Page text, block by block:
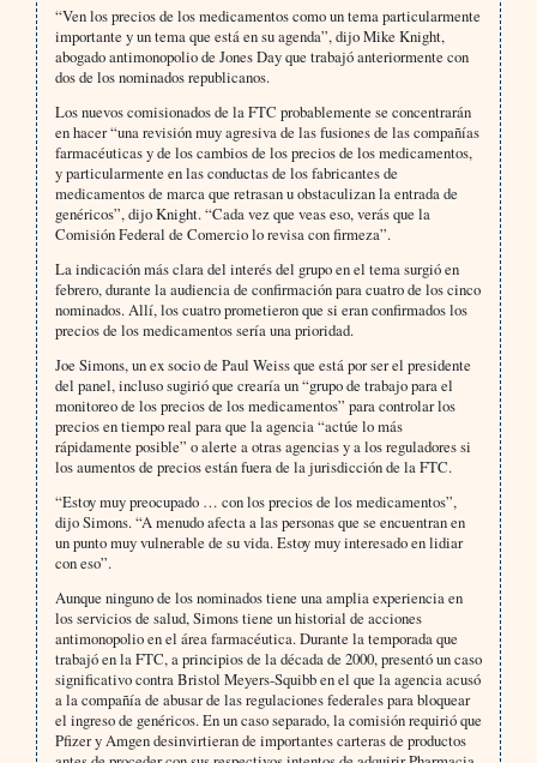
“Ven los precios de los medicamentos como un tema particularmente
importante y un tema que está en su agenda”, dijo Mike Knight,
abogado antimonopolio de Jones Day que trabajó anteriormente con
dos de los nominados republicanos.
Los nuevos comisionados de la FTC probablemente se concentrarán
en hacer “una revisión muy agresiva de las fusiones de las compañías
farmacéuticas y de los cambios de los precios de los medicamentos,
y particularmente en las conductas de los fabricantes de
medicamentos de marca que retrasan u obstaculizan la entrada de
genéricos”, dijo Knight. “Cada vez que veas eso, verás que la
Comisión Federal de Comercio lo revisa con firmeza”.
La indicación más clara del interés del grupo en el tema surgió en
febrero, durante la audiencia de confirmación para cuatro de los cinco
nominados. Allí, los cuatro prometieron que si eran confirmados los
precios de los medicamentos sería una prioridad.
Joe Simons, un ex socio de Paul Weiss que está por ser el presidente
del panel, incluso sugirió que crearía un “grupo de trabajo para el
monitoreo de los precios de los medicamentos” para controlar los
precios en tiempo real para que la agencia “actúe lo más
rápidamente posible” o alerte a otras agencias y a los reguladores si
los aumentos de precios están fuera de la jurisdicción de la FTC.
“Estoy muy preocupado … con los precios de los medicamentos”,
dijo Simons. “A menudo afecta a las personas que se encuentran en
un punto muy vulnerable de su vida. Estoy muy interesado en lidiar
con eso”.
Aunque ninguno de los nominados tiene una amplia experiencia en
los servicios de salud, Simons tiene un historial de acciones
antimonopolio en el área farmacéutica. Durante la temporada que
trabajó en la FTC, a principios de la década de 2000, presentó un caso
significativo contra Bristol Meyers-Squibb en el que la agencia acusó
a la compañía de abusar de las regulaciones federales para bloquear
el ingreso de genéricos. En un caso separado, la comisión requirió que
Pfizer y Amgen desinvirtieran de importantes carteras de productos